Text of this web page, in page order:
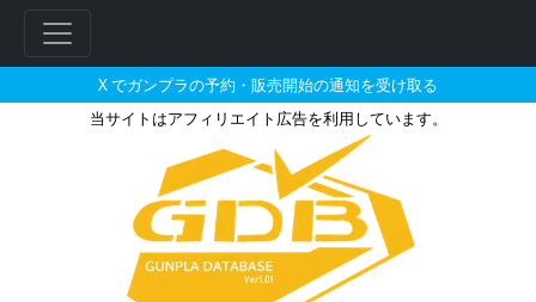
X でガンプラの予約・販売開始の通知を受け取る
当サイトはアフィリエイト広告を利用しています。
HGBD:R 1/144 アースリィガン